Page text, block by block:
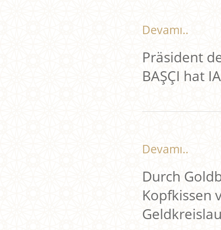
Devamı..
Präsident
BAŞÇI hat
Devamı..
Durch
Kopfkissen